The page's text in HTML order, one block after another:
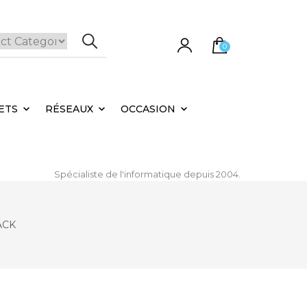
0
RÉSEAUX OCCASION
Spécialiste de l'informatique depuis 2004.